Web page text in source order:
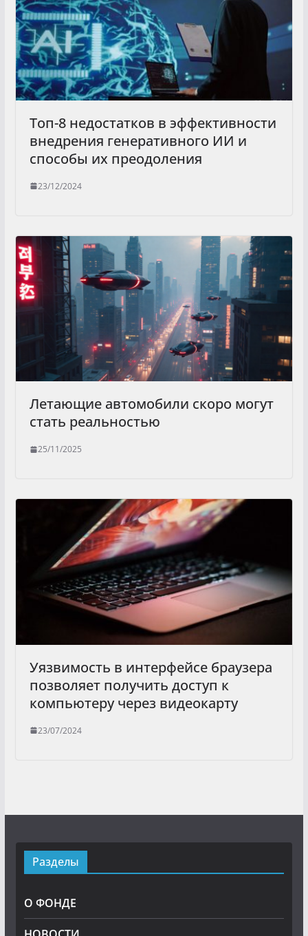
Топ-8 недостатков в эффективности
внедрения генеративного ИИ и
способы их преодоления
23/12/2024
Летающие автомобили скоро могут
стать реальностью
25/11/2025
Уязвимость в интерфейсе браузера
позволяет получить доступ к
компьютеру через видеокарту
23/07/2024
Разделы
О ФОНДЕ